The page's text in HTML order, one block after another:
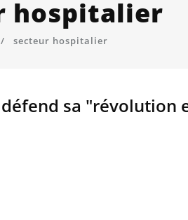
hospitalier
secteur hospitalier
sa "révolution